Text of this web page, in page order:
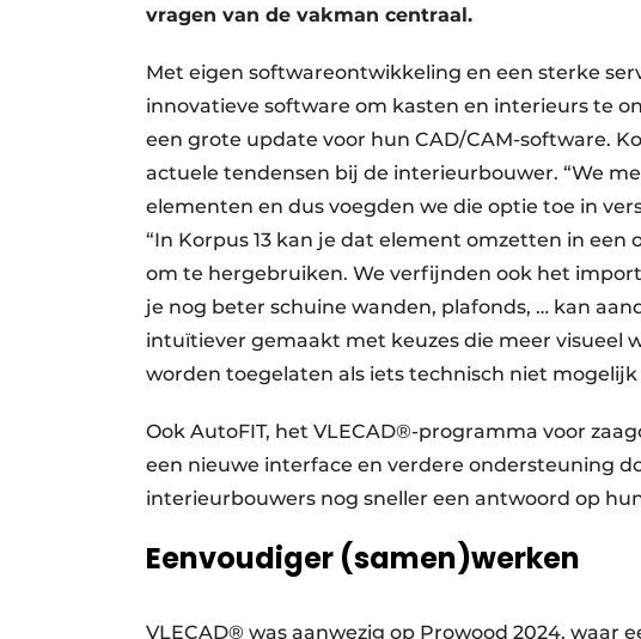
vragen van de vakman centraal.
Met eigen softwareontwikkeling en een sterke
innovatieve software om kasten en interieurs te
een grote update voor hun CAD/CAM-software.
actuele tendensen bij de interieurbouwer. “We
elementen en dus voegden we die optie toe in
“In Korpus 13 kan je dat element omzetten in
om te hergebruiken. We verfijnden ook het
je nog beter schuine wanden, plafonds, … kan
intuïtiever gemaakt met keuzes die meer visueel
worden toegelaten als iets technisch niet mogelijk
Ook AutoFIT, het VLECAD®-programma voor
een nieuwe interface en verdere ondersteuning
interieurbouwers nog sneller een antwoord op
Eenvoudiger (samen)werken
VLECAD® was aanwezig op Prowood 2024, waar